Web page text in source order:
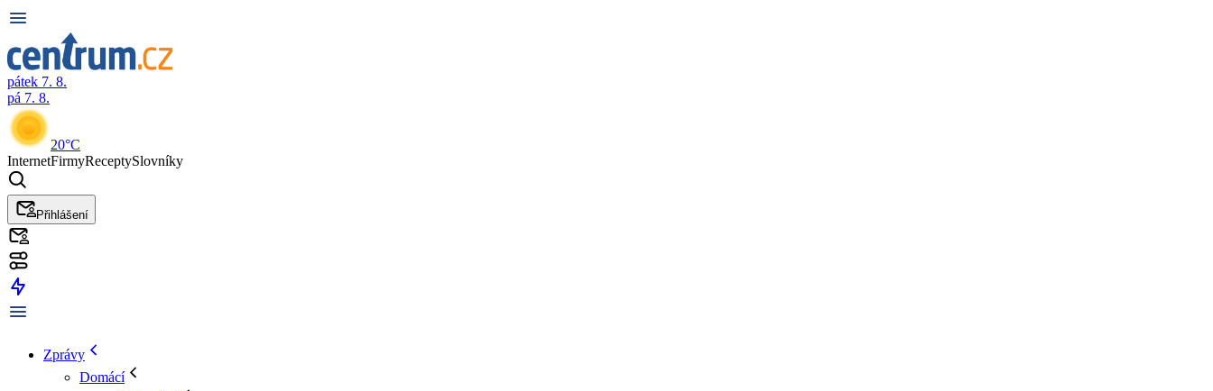
pátek 7. 8.
pá 7. 8.
20°C
InternetFirmyReceptySlovníky
Přihlášení
Zprávy
Domácí